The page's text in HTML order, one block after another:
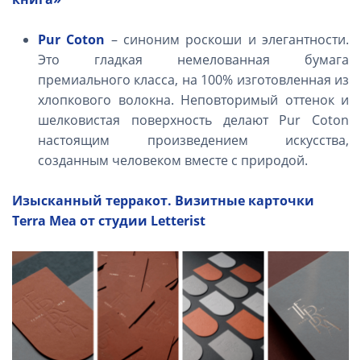
Pur Coton – синоним роскоши и элегантности.
Это гладкая немелованная бумага
премиального класса, на 100% изготовленная из
хлопкового волокна. Неповторимый оттенок и
шелковистая поверхность делают Pur
Coton
настоящим произведением искусства,
созданным человеком вместе с природой.
Изысканный терракот. Визитные карточки
Terra Mea от студии Letterist